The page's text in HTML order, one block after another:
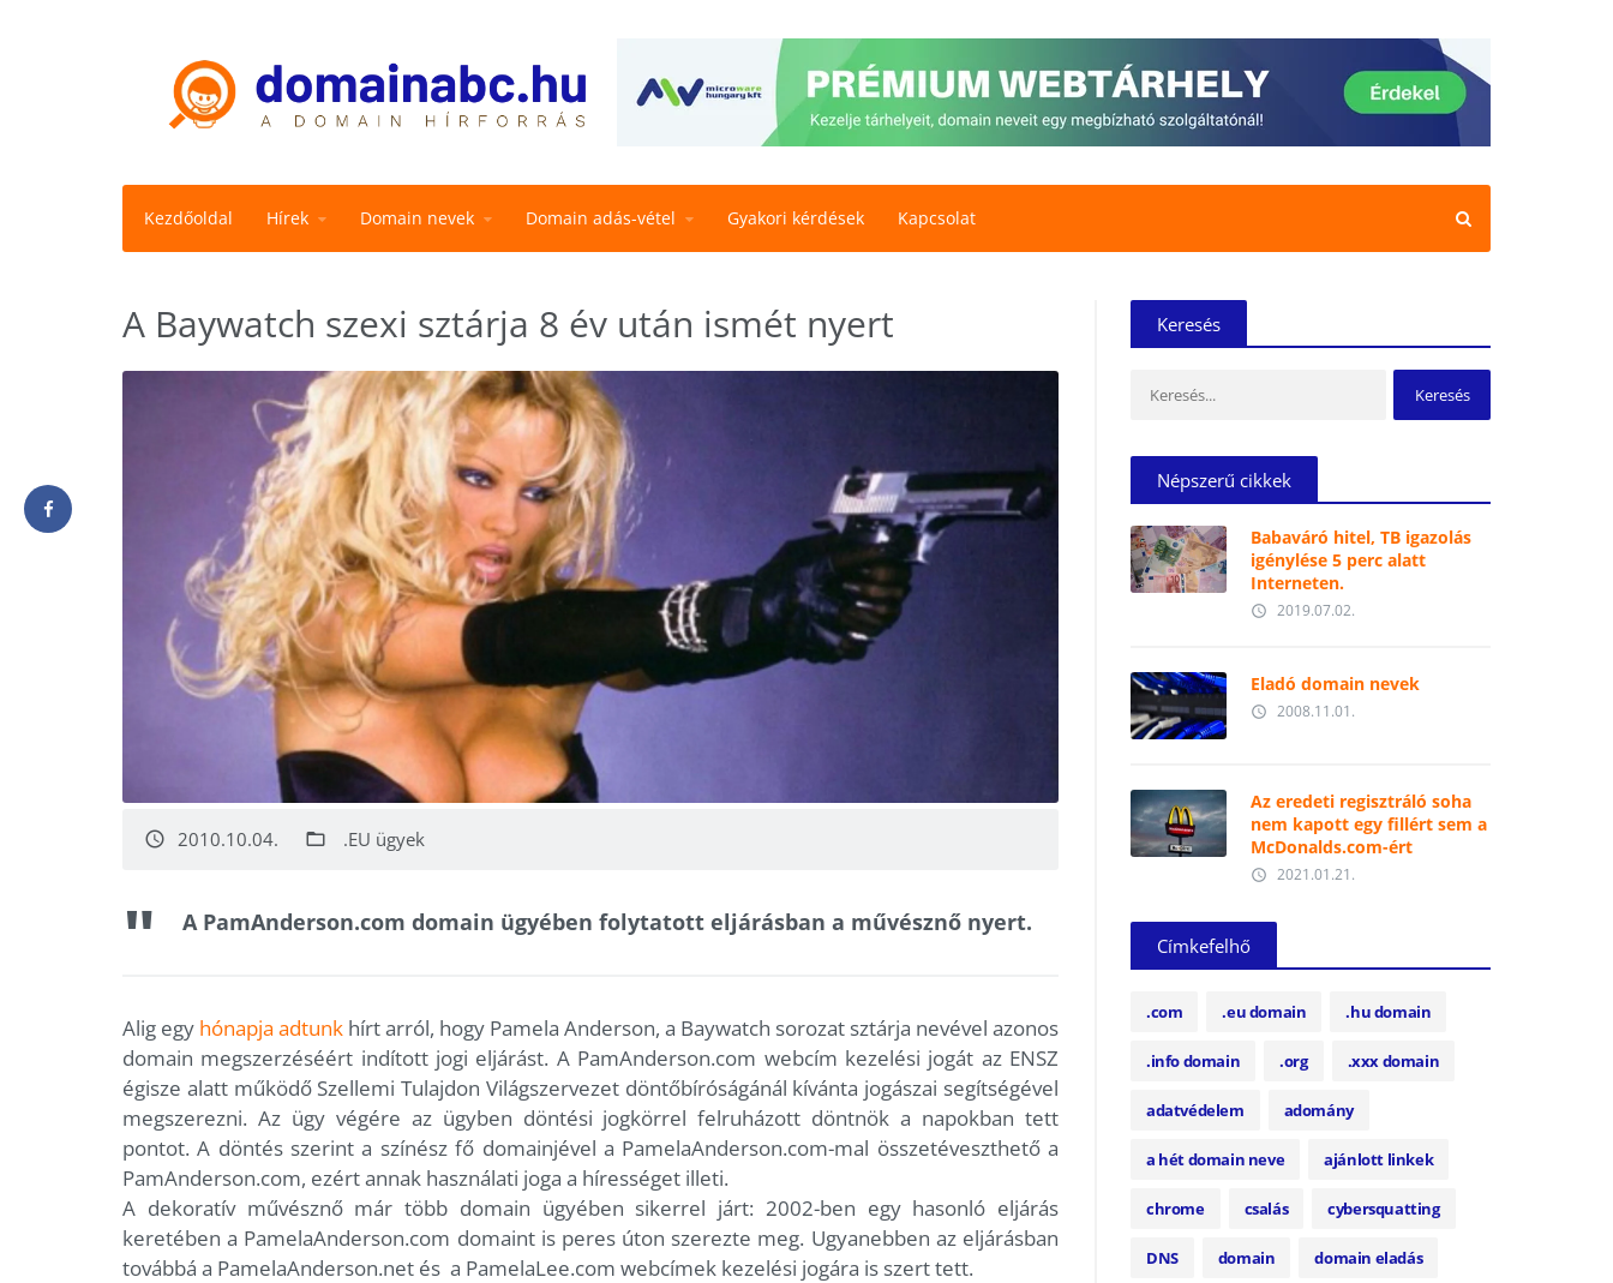
Kezdőoldal Hírek Domain nevek Domain adás-vétel Gyakori kérdések Kapcsolat
A Baywatch szexi sztárja 8 év után ismét nyert
access_time 2010.10.04. folder_open .EU ügyek
A PamAnderson.com domain ügyében folytatott eljárásban a művésznő nyert.
Alig egy hónapja adtunk hírt arról, hogy Pamela Anderson, a Baywatch sorozat sztárja nevével azonos
domain megszerzéséért indított jogi eljárást. A PamAnderson.com webcím kezelési jogát az ENSZ
égisze alatt működő Szellemi Tulajdon Világszervezet döntőbíróságánál kívánta jogászai segítségével
megszerezni. Az ügy végére az ügyben döntési jogkörrel felruházott döntnök a napokban tett
pontot. A döntés szerint a színész fő domainjével a PamelaAnderson.com-mal összetéveszthető a
PamAnderson.com, ezért annak használati joga a hírességet illeti.
A dekoratív művésznő már több domain ügyében sikerrel járt: 2002-ben egy hasonló eljárás
keretében a PamelaAnderson.com domaint is peres úton szerezte meg. Ugyanebben az eljárásban
továbbá a PamelaAnderson.net és a PamelaLee.com webcímek kezelési jogára is szert tett.
Keresés
Népszerű cikkek
Babaváró hitel, TB igazolás
igénylése 5 perc alatt
Interneten.
access_time 2019.07.02.
Eladó domain nevek
access_time 2008.11.01.
Az eredeti regisztráló soha
nem kapott egy fillért sem a
McDonalds.com-ért
access_time 2021.01.21.
Címkefelhő
.com .eu domain .hu domain
.info domain .org .xxx domain
adatvédelem adomány
a hét domain neve ajánlott linkek
chrome csalás cybersquatting
DNS domain domain eladás